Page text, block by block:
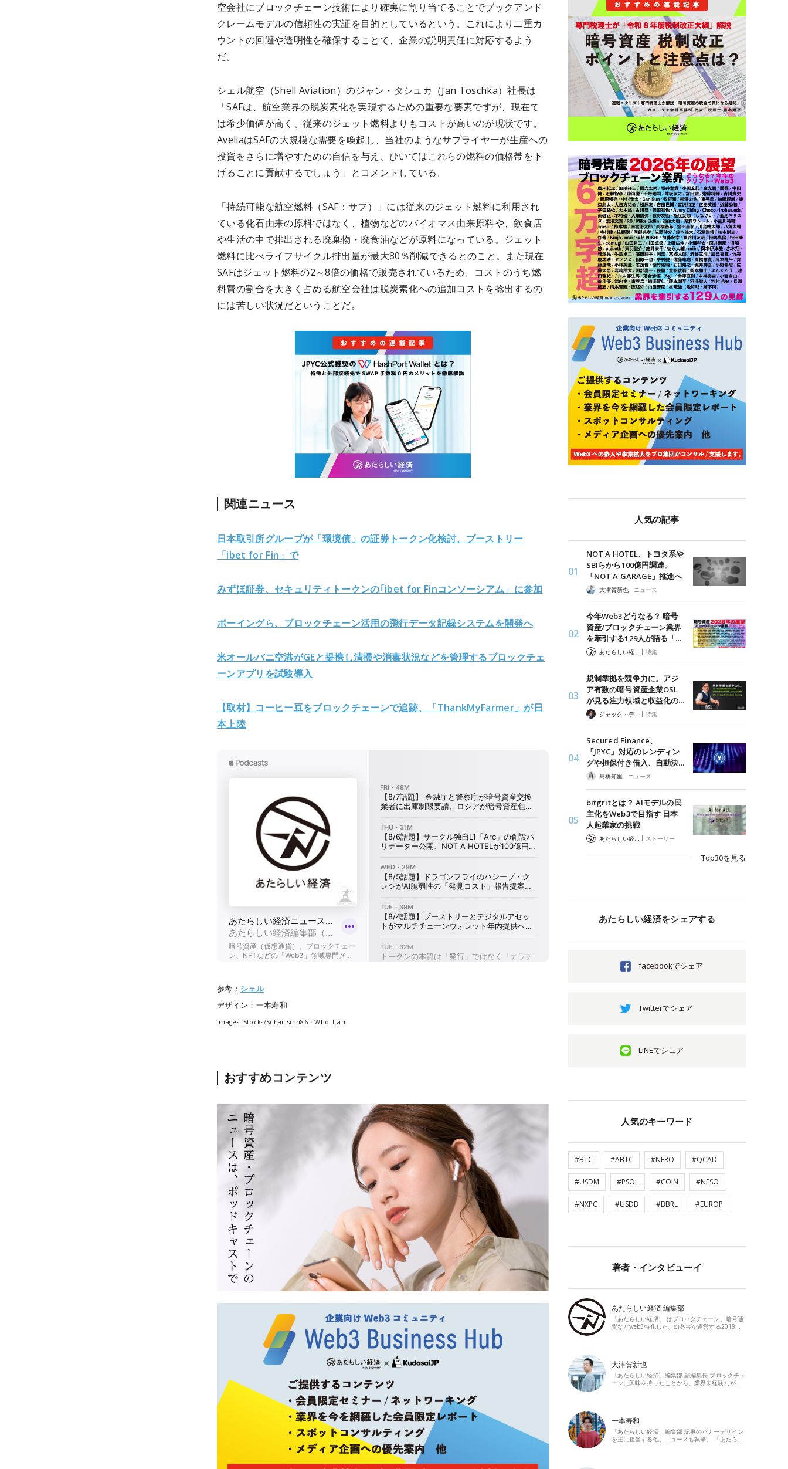
空会社にブロックチェーン技術により確実に割り当てることでブックアンド
クレームモデルの信頼性の実証を目的としているという。これにより二重カ
ウントの回避や透明性を確保することで、企業の説明責任に対応するよう
だ。
シェル航空（Shell Aviation）のジャン・タシュカ（Jan Toschka）社長は
「SAFは、航空業界の脱炭素化を実現するための重要な要素ですが、現在で
は希少価値が高く、従来のジェット燃料よりもコストが高いのが現状です。
AveliaはSAFの大規模な需要を喚起し、当社のようなサプライヤーが生産への
投資をさらに増やすための自信を与え、ひいてはこれらの燃料の価格帯を下
げることに貢献するでしょう」とコメントしている。
「持続可能な航空燃料（SAF：サフ）」には従来のジェット燃料に利用され
ている化石由来の原料ではなく、植物などのバイオマス由来原料や、飲食店
や生活の中で排出される廃棄物・廃食油などが原料になっている。ジェット
燃料に比べライフサイクル排出量が最大80％削減できるとのこと。また現在
SAFはジェット燃料の2～8倍の価格で販売されているため、コストのうち燃
料費の割合を大きく占める航空会社は脱炭素化への追加コストを捻出するの
には苦しい状況だということだ。
関連ニュース
日本取引所グループが「環境債」の証券トークン化検討、ブーストリー
「ibet for Fin」で
みずほ証券、セキュリティトークンの｢ibet for Finコンソーシアム」に参加
ボーイングら、ブロックチェーン活用の飛行データ記録システムを開発へ
米オールバニ空港がGEと提携し清掃や消毒状況などを管理するブロックチェ
ーンアプリを試験導入
【取材】コーヒー豆をブロックチェーンで追跡、「ThankMyFarmer」が日
本上陸
参考： シェル
デザイン：一本寿和
images:iStocks/Scharfsinn86・Who_I_am
おすすめコンテンツ
人気の記事
NOT A HOTEL、トヨタ系や
SBIらから100億円調達。
「NOT A GARAGE」推進へ
大津賀新也| ニュース
今年Web3どうなる？ 暗号
資産/ブロックチェーン業界
を牽引する129人が語る「…
| 特集
規制準拠を競争力に。アジ
ア有数の暗号資産企業OSL
が見る注力領域と収益化の…
ジャック・デロン（Jack Derong） | 特集
Secured Finance、
「JPYC」対応のレンディン
グや担保付き借入、自動決…
髙橋知里 | ニュース
bitgritとは？ AIモデルの民
主化をWeb3で目指す 日本
人起業家の挑戦
| ストーリー
Top30を見る
あたらしい経済をシェアする
facebookでシェア
Twitterでシェア
LINEでシェア
人気のキーワード
#BTC #ABTC #NERO #QCAD
#USDM #PSOL #COIN #NESO
#NXPC #USDB #BBRL #EUROP
著者・インタビューイ
あたらしい経済 編集部
「あたらしい経済」 はブロックチェーン、暗号通
貨などweb3特化した、幻冬舎が運営する2018…
大津賀新也
「あたらしい経済」編集部 副編集長 ブロックチェ
ーンに興味を持ったことから、業界未経験なが…
一本寿和
「あたらしい経済」編集部 記事のバナーデザイン
を主に担当する他、ニュースも執筆。 「あたら…